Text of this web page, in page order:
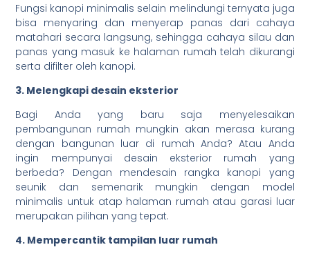
Fungsi kanopi minimalis selain melindungi ternyata juga
bisa menyaring dan menyerap panas dari cahaya
matahari secara langsung, sehingga cahaya silau dan
panas yang masuk ke halaman rumah telah dikurangi
serta difilter oleh kanopi.
3. Melengkapi desain eksterior
Bagi Anda yang baru saja menyelesaikan
pembangunan rumah mungkin akan merasa kurang
dengan bangunan luar di rumah Anda? Atau Anda
ingin mempunyai desain eksterior rumah yang
berbeda? Dengan mendesain rangka kanopi yang
seunik dan semenarik mungkin dengan model
minimalis untuk atap halaman rumah atau garasi luar
merupakan pilihan yang tepat.
4. Mempercantik tampilan luar rumah